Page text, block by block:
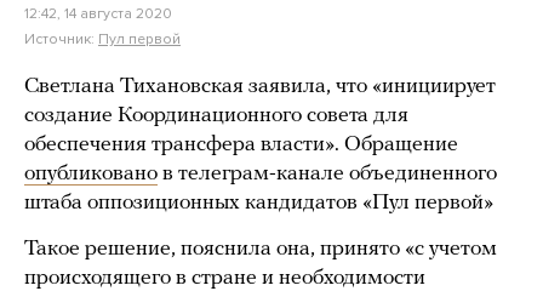
12:42, 14 августа 2020
Источник: Пул первой
Светлана Тихановская заявила, что «инициирует
создание Координационного совета для
обеспечения трансфера власти». Обращение
опубликовано в телеграм-канале объединенного
штаба оппозиционных кандидатов «Пул первой»
Такое решение, пояснила она, принято «с учетом
происходящего в стране и необходимости